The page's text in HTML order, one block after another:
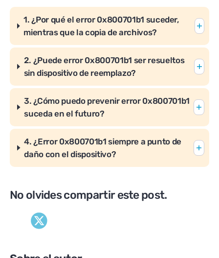
1. ¿Por qué el error 0x800701b1 suceder,
mientras que la copia de archivos?
2. ¿Puede error 0x800701b1 ser resueltos
sin dispositivo de reemplazo?
3. ¿Cómo puedo prevenir error 0x800701b1
suceda en el futuro?
4. ¿Error 0x800701b1 siempre a punto de
daño con el dispositivo?
No olvides compartir este post.